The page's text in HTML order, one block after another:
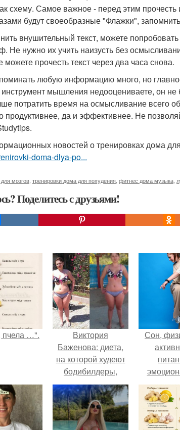
схему. Самое важное - перед этим
будут своеобразные "Флажки",
внушительный текст, можете
Не нужно их учить наизусть без
можете прочесть текст через два часа снова.
любую информацию много, но
мышления недооцениваете, он
потратить время на осмысливание всего
продуктивнее, да и эффективнее. Не
новостей о тренировках дома
doma-dlya-po...
мозгов тренировки дома для похудения фитнес дома музыка
Поделитесь с друзьями!
пчела …".
Виктория
Баженова: диета,
на которой худеют
бодибилдеры,
помогла мне
похудеть на 23 кг за
полтора месяца без
голода и
Сон,